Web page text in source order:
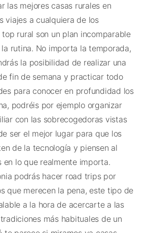
las mejores casas rurales en
viajes a cualquiera de los
rural son un plan incomparable
rutina. No importa la temporada,
la posibilidad de realizar una
fin de semana y practicar todo
para conocer en profundidad los
podréis por ejemplo organizar
con las sobrecogedoras vistas
ser el mejor lugar para que los
de la tecnología y piensen al
en lo que realmente importa.
podrás hacer road trips por
que merecen la pena, este tipo de
a la hora de acercarte a las
más habituales de un